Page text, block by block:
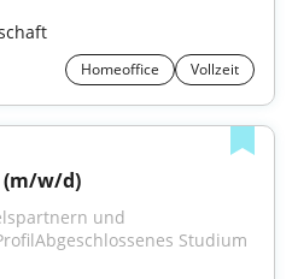
Homeoffice Vollzeit
(m/w/d)
und
Studium